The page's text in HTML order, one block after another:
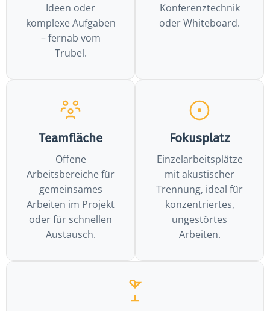
Ideen oder
komplexe Aufgaben
– fernab vom
Trubel.
Konferenztechnik
oder Whiteboard.
Teamfläche
Offene
Arbeitsbereiche für
gemeinsames
Arbeiten im Projekt
oder für schnellen
Austausch.
Fokusplatz
Einzelarbeitsplätze
mit akustischer
Trennung, ideal für
konzentriertes,
ungestörtes
Arbeiten.